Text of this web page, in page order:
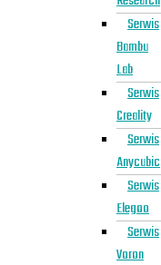
Serwis
Bambu
Lab
Serwis
Creality
Serwis
Anycubic
Serwis
Elegoo
Serwis
Voron